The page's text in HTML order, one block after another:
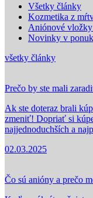
Všetky články
Kozmetika z
Aniónové
Novinky v
všetky články
Prečo by ste mali
Ak ste doteraz brali
zmeniť! Dopriať si
najjednoduchších a
02.03.2025
Čo sú anióny a prečo